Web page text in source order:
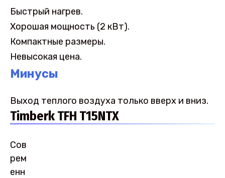
Быстрый нагрев.
Хорошая мощность (2 кВт).
Компактные размеры.
Невысокая цена.
Минусы
Выход теплого воздуха только вверх и вниз.
Timberk TFH T15NTX
Сов
рем
енн